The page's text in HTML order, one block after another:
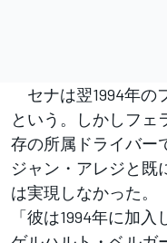
セナは翌1994年の
という。しかしフェ
存の所属ドライバー
ジャン・アレジと既
は実現しなかった。
「彼は1994年に加